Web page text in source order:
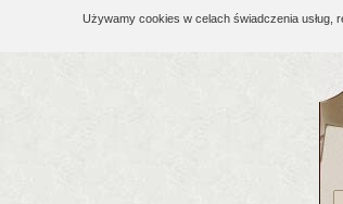
Używamy cookies w celach świadczenia usług,